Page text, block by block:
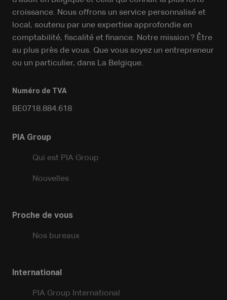
croissance. Nous offrons un service personnalisé et
local, soutenu par une expertise approfondie en
comptabilité, fiscalité et finance. Notre mission ? Être
au plus près de vous. Que vous soyez un entrepreneur
ou un particulier, dans La Belgique.
Numéro de TVA
BE0718.884.618
PIA Group
Qui est PIA Group
Nouvelles
Proche de vous
Nos bureaux
International
PIA Group International